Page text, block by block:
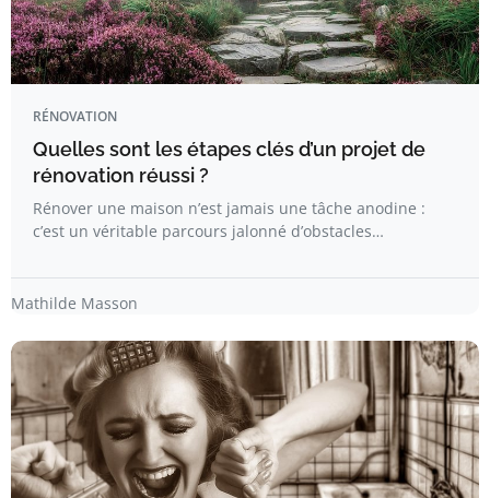
RÉNOVATION
Quelles sont les étapes clés d’un projet de
rénovation réussi ?
Rénover une maison n’est jamais une tâche anodine :
c’est un véritable parcours jalonné d’obstacles…
Mathilde Masson